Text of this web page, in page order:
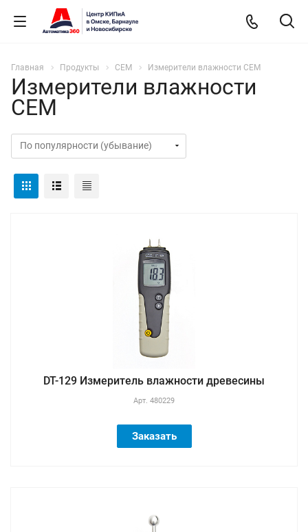
Главная Продукты СЕМ Измерители влажности СЕМ
Измерители влажности
СЕМ
DT-129 Измеритель влажности древесины
Арт. 480229
Заказать